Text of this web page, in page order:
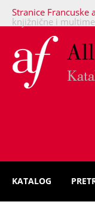
Stranice Francuske
knjižnične i
KATALOG